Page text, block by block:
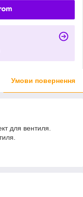
Умови повернення
для вентиля.